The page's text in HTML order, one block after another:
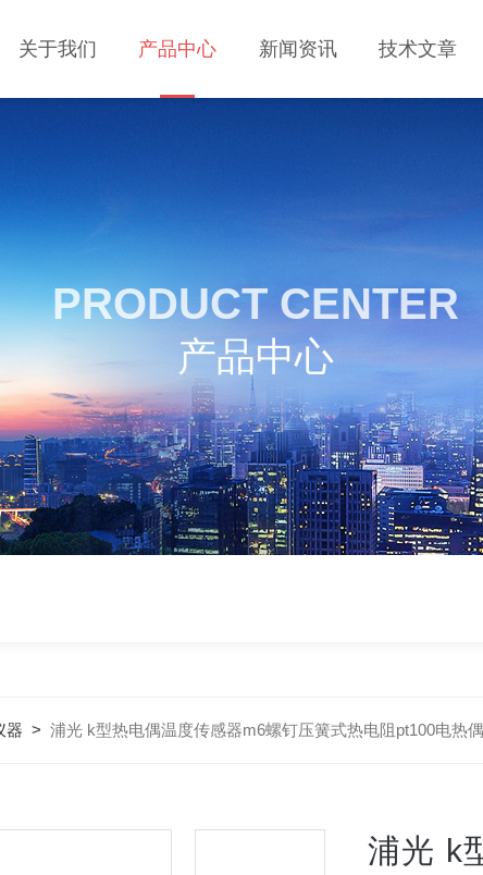
关于我们 产品中心 新闻资讯 技术文章
PRODUCT CENTER
产品中心
器 > 浦光 k型热电偶温度传感器m6螺钉压簧式热电阻pt100电热
浦光 k